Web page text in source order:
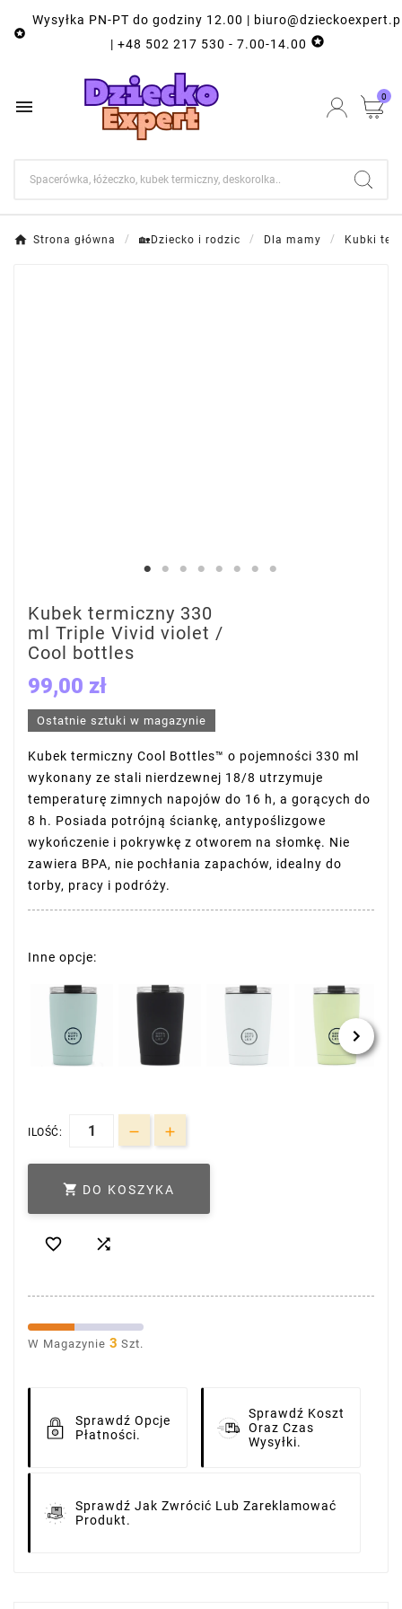

Wysyłka PN-PT do godziny 12.00 |
| +48 502 217 530 - 7.00-14.00 
 0
Strona główna 🏡Dziecko i rodzic Dla mamy Kubki
Kubek termiczny 330
ml Triple Vivid violet /
Cool bottles
99,00 zł
Ostatnie sztuki w magazynie
Kubek termiczny Cool Bottles™ o pojemności 330 ml
wykonany ze stali nierdzewnej 18/8 utrzymuje
temperaturę zimnych napojów do 16 h, a gorących do
8 h. Posiada potrójną ściankę, antypoślizgowe
wykończenie i pokrywkę z otworem na słomkę. Nie
zawiera BPA, nie pochłania zapachów, idealny do
torby, pracy i podróży.
Inne opcje:
ILOŚĆ:
 DO KOSZYKA
 
W Magazynie 3 Szt.
Sprawdź Opcje
Płatności.
Sprawdź Koszt
Oraz Czas
Wysyłki.
Sprawdź Jak Zwrócić Lub Zareklamować
Produkt.